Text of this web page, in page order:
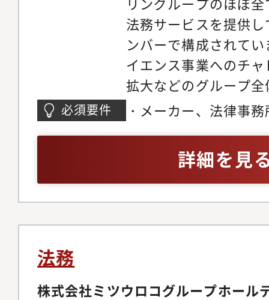
法務サービスを提供
ンバーで構成されて
イエンス事業へのチ
拡大などのグループ
る戦略に対応すべく
様々な変革を進めて
容法務コンサル業務
いて、各事業会社・
般を提供していただ
ビュー・ドラフト（
する業務・各種訴訟
必須要件
・メーカー、法律事
詳細を見
法務
株式会社ミツウロコグループホール